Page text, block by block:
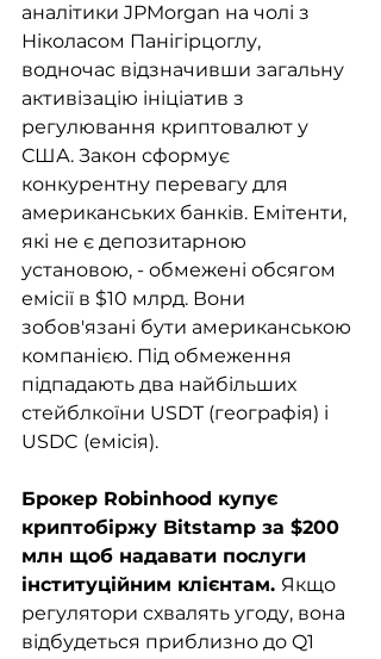
аналітики JPMorgan на чолі з
Ніколасом Панігірцоглу,
водночас відзначивши загальну
активізацію ініціатив з
регулювання криптовалют у
США. Закон сформує
конкурентну перевагу для
американських банків. Емітенти,
які не є депозитарною
установою, - обмежені обсягом
емісії в $10 млрд. Вони
зобов'язані бути американською
компанією. Під обмеження
підпадають два найбільших
стейблкоїни USDT (географія) і
USDC (емісія).
Брокер Robinhood купує
криптобіржу Bitstamp за $200
млн щоб надавати послуги
інституційним клієнтам. Якщо
регулятори схвалять угоду, вона
відбудеться приблизно до Q1